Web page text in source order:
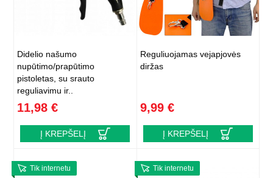
Didelio našumo
nupūtimo/prapūtimo
pistoletas, su srauto
reguliavimu ir..
11,98 €
Į KREPŠELĮ
Reguliuojamas vejapjovės
diržas
9,99 €
Į KREPŠELĮ
Tik internetu Tik internetu